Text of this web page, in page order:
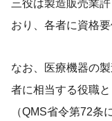
三役は製造販売業
おり、各者に資格
なお、医療機器の
者に相当する役職
（QMS省令第72条